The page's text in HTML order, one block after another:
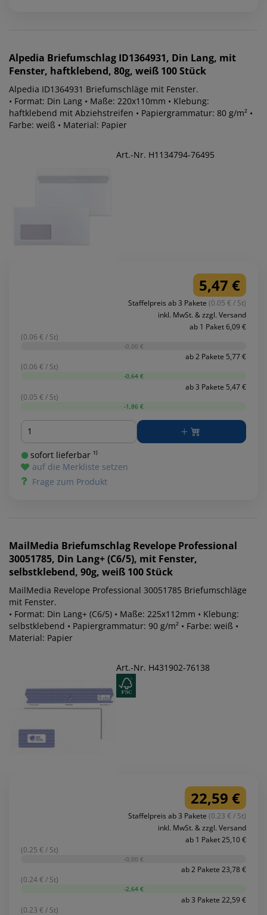
Alpedia Briefumschlag ID1364931, Din Lang, mit
Fenster, haftklebend, 80g, weiß 100 Stück
Alpedia ID1364931 Briefumschläge mit Fenster.
• Format: Din Lang • Maße: 220x110mm • Klebung:
haftklebend mit Abziehstreifen • Papiergrammatur: 80 g/m² •
Farbe: weiß • Material: Papier
Art.-Nr. H1134794-76495
5,47 €
Staffelpreis ab 3 Pakete (0.05 € / St)
inkl. MwSt. & zzgl. Versand
ab 1 Paket 6,09 €
(0.06 € / St)
-0,00 €
ab 2 Pakete 5,77 €
(0.06 € / St)
-0,64 €
ab 3 Pakete 5,47 €
(0.05 € / St)
-1,86 €
Menge
sofort lieferbar ¹⁾
auf die Merkliste setzen
Frage zum Produkt
MailMedia Briefumschlag Revelope Professional
30051785, Din Lang+ (C6/5), mit Fenster,
selbstklebend, 90g, weiß 100 Stück
MailMedia Revelope Professional 30051785 Briefumschläge
mit Fenster.
• Format: Din Lang+ (C6/5) • Maße: 225x112mm • Klebung:
selbstklebend • Papiergrammatur: 90 g/m² • Farbe: weiß •
Material: Papier
Art.-Nr. H431902-76138
22,59 €
Staffelpreis ab 3 Pakete (0.23 € / St)
inkl. MwSt. & zzgl. Versand
ab 1 Paket 25,10 €
(0.25 € / St)
-0,00 €
ab 2 Pakete 23,78 €
(0.24 € / St)
-2,64 €
ab 3 Pakete 22,59 €
(0.23 € / St)